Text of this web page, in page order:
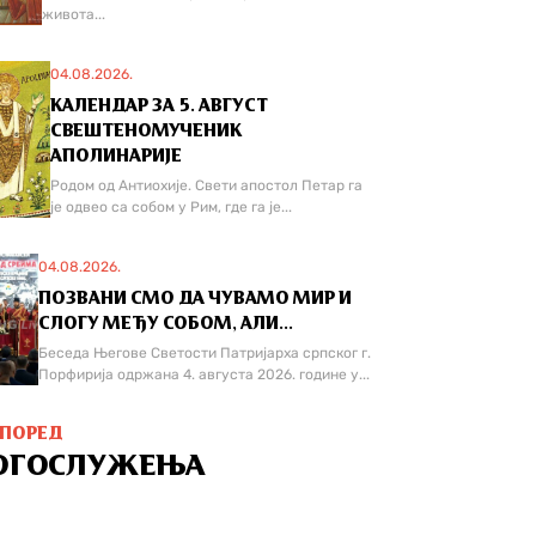
живота...
04.08.2026.
КАЛЕНДАР ЗА 5. АВГУСТ
СВЕШТЕНОМУЧЕНИК
АПОЛИНАРИЈЕ
Родом од Антиохије. Свети апостол Петар га
је одвео са собом у Рим, где га је...
04.08.2026.
ПОЗВАНИ СМО ДА ЧУВАМО МИР И
СЛОГУ МЕЂУ СОБОМ, АЛИ...
Беседа Његове Светости Патријарха српског г.
Порфирија одржана 4. августа 2026. године у...